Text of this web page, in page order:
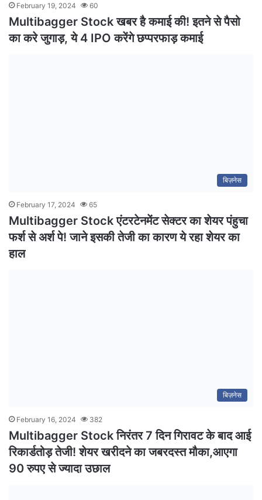
February 19, 2024 60
Multibagger Stock खबर है कमाई की! इतने से पैसो
का करे जुगाड़, ये 4 IPO करेंगे छप्परफाड़ कमाई
बिज़नेस
February 17, 2024 65
Multibagger Stock एंटरटेनमेंट सेक्टर का शेयर पंहुचा
फर्श से अर्श पे! जाने इसकी तेजी का कारण ये रहा शेयर का
हाल
बिज़नेस
February 16, 2024 382
Multibagger Stock निरंतर 7 दिन गिरावट के बाद आई
रिकार्डतोड़ तेजी! शेयर खरीदने का जबरदस्त मौका,आएगा
90 रुपए से ज्यादा उछाल